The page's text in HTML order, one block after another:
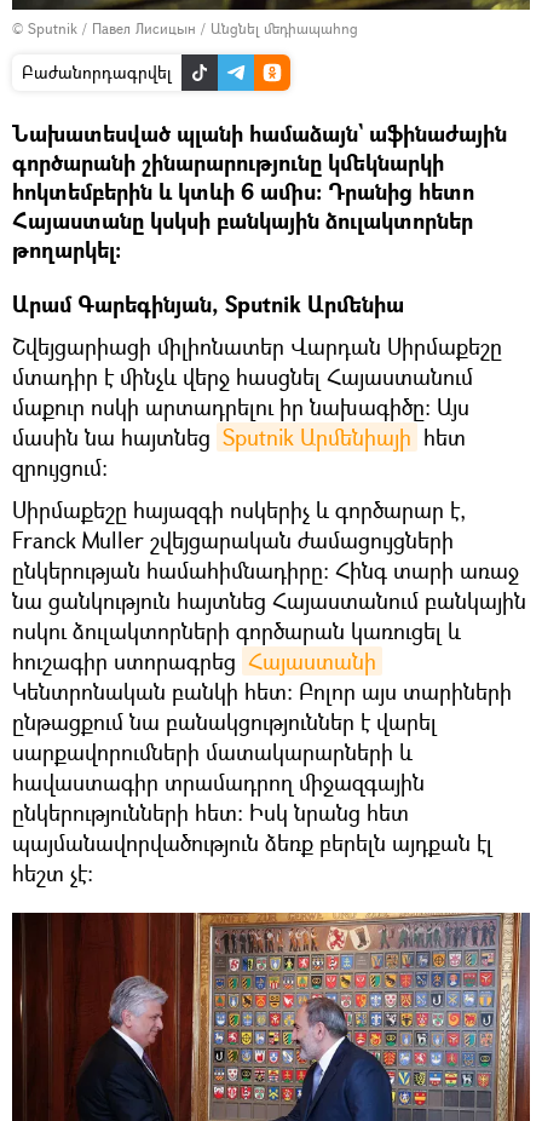
© Sputnik / Павел Лисицын / Անցնել մեդիապահոց
Բաժանորդագրվել
Նախատեսված պլանի համաձայն` աֆինաժային
գործարանի շինարարությունը կմեկնարկի
հոկտեմբերին և կտևի 6 ամիս։ Դրանից հետո
Հայաստանը կսկսի բանկային ձուլակտորներ
թողարկել։
Արամ Գարեգինյան, Sputnik Արմենիա
Շվեյցարիացի միլիոնատեր Վարդան Սիրմաքեշը
մտադիր է մինչև վերջ հասցնել Հայաստանում
մաքուր ոսկի արտադրելու իր նախագիծը։ Այս
մասին նա հայտնեց Sputnik Արմենիայի հետ
զրույցում։
Սիրմաքեշը հայազգի ոսկերիչ և գործարար է,
Franck Muller շվեյցարական ժամացույցների
ընկերության համահիմնադիրը։ Հինգ տարի առաջ
նա ցանկություն հայտնեց Հայաստանում բանկային
ոսկու ձուլակտորների գործարան կառուցել և
հուշագիր ստորագրեց Հայաստանի
Կենտրոնական բանկի հետ։ Բոլոր այս տարիների
ընթացքում նա բանակցություններ է վարել
սարքավորումների մատակարարների և
հավաստագիր տրամադրող միջազգային
ընկերությունների հետ։ Իսկ նրանց հետ
պայմանավորվածություն ձեռք բերելն այդքան էլ
հեշտ չէ։